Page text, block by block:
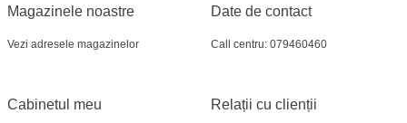
Magazinele noastre
Vezi adresele magazinelor
Relații cu clienții
Cabinetul meu
Date de contact
Call centru: 079460460